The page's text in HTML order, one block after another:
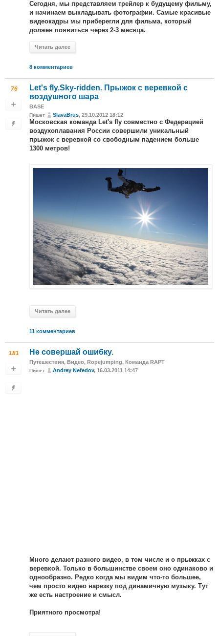
Сегодня, мы представляем трейлер к будущему фильму,
и начинаем выкладывать фотографии. Самые красивые
видеокадры мы приберегли для фильма, который
должен появиться через 2-3 месяца.
Читать далее
8 комментариев
76
Let's fly.Sky-ridden. Прыжок с веревкой с
воздушного шара
BASE
Пишет SlavaBrus, 29.10.2012 18:12
Московская команда Let's fly совместно с Федерацией
воздухоплавания России совершили уникальный
прыжок с веревкой со свободным падением больше
1300 метров!
Читать далее
11 комментариев
181 Не совершай ошибку.
Путешествия, Видео, Ropejumping, Команда RAPT
Пишет Andrey Nefedov, 16.03.2011 14:47
Много делают разного видео, в том числе и о прыжках с
веревкой. Только в большинстве своем оно одинаково и
однообразно. Редко когда мы видим что-то большее,
чем просто видео нарезку под динамичную музыку. Тут
же есть настроение и смысл.
Приятного просмотра!